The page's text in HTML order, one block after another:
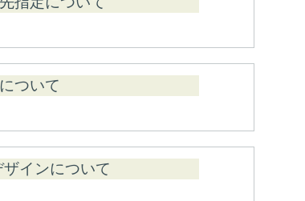
ついて
インについて